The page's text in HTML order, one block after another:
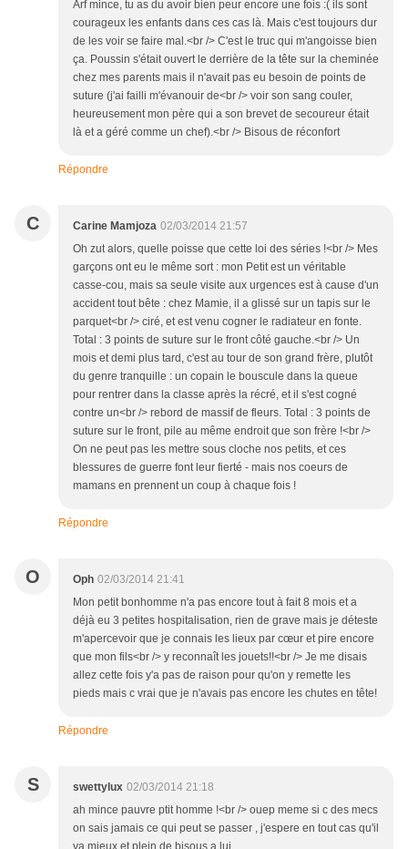
Arf mince, tu as du avoir bien peur encore une fois :( ils sont
courageux les enfants dans ces cas là. Mais c'est toujours dur
de les voir se faire mal.<br /> C'est le truc qui m'angoisse bien
ça. Poussin s'était ouvert le derrière de la tête sur la cheminée
chez mes parents mais il n'avait pas eu besoin de points de
suture (j'ai failli m'évanouir de<br /> voir son sang couler,
heureusement mon père qui a son brevet de secoureur était
là et a géré comme un chef).<br /> Bisous de réconfort
Répondre
C Carine Mamjoza 02/03/2014 21:57
Oh zut alors, quelle poisse que cette loi des séries !<br /> Mes
garçons ont eu le même sort : mon Petit est un véritable
casse-cou, mais sa seule visite aux urgences est à cause d'un
accident tout bête : chez Mamie, il a glissé sur un tapis sur le
parquet<br /> ciré, et est venu cogner le radiateur en fonte.
Total : 3 points de suture sur le front côté gauche.<br /> Un
mois et demi plus tard, c'est au tour de son grand frère, plutôt
du genre tranquille : un copain le bouscule dans la queue
pour rentrer dans la classe après la récré, et il s'est cogné
contre un<br /> rebord de massif de fleurs. Total : 3 points de
suture sur le front, pile au même endroit que son frère !<br />
On ne peut pas les mettre sous cloche nos petits, et ces
blessures de guerre font leur fierté - mais nos coeurs de
mamans en prennent un coup à chaque fois !
Répondre
O Oph 02/03/2014 21:41
Mon petit bonhomme n'a pas encore tout à fait 8 mois et a
déjà eu 3 petites hospitalisation, rien de grave mais je déteste
m'apercevoir que je connais les lieux par cœur et pire encore
que mon fils<br /> y reconnaît les jouets!!<br /> Je me disais
allez cette fois y'a pas de raison pour qu'on y remette les
pieds mais c vrai que je n'avais pas encore les chutes en tête!
Répondre
S swettylux 02/03/2014 21:18
ah mince pauvre ptit homme !<br /> ouep meme si c des mecs
on sais jamais ce qui peut se passer , j'espere en tout cas qu'il
va mieux et plein de bisous a lui